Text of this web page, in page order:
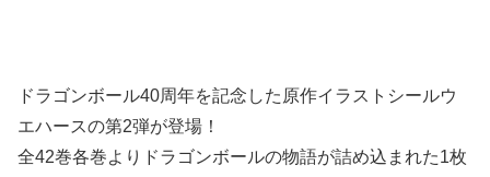
ドラゴンボール40周年を記念した原作イラストシールウ
エハースの第2弾が登場！
全42巻各巻よりドラゴンボールの物語が詰め込まれた1枚